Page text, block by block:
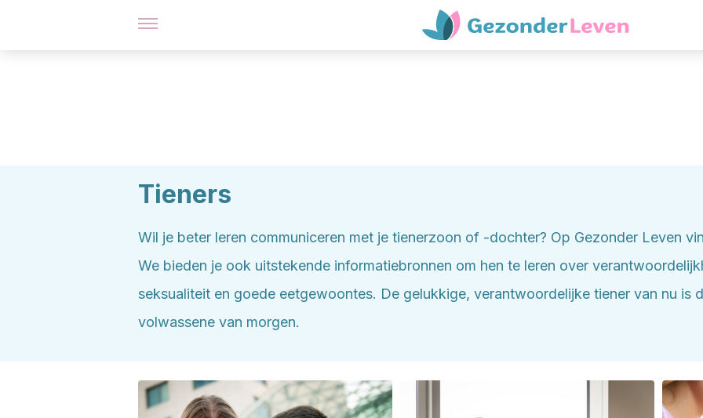
Tieners
Wil je beter leren communiceren met je tienerzoon of -dochter? Op Gezonder Leven
We bieden je ook uitstekende informatiebronnen om hen te leren over
seksualiteit en goede eetgewoontes. De gelukkige, verantwoordelijke tiener van nu is
volwassene van morgen.